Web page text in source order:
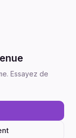
Essayez de